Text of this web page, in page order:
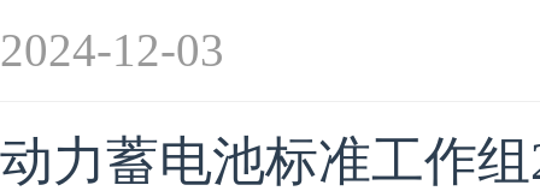
2024-12-03
动力蓄电池标准工作